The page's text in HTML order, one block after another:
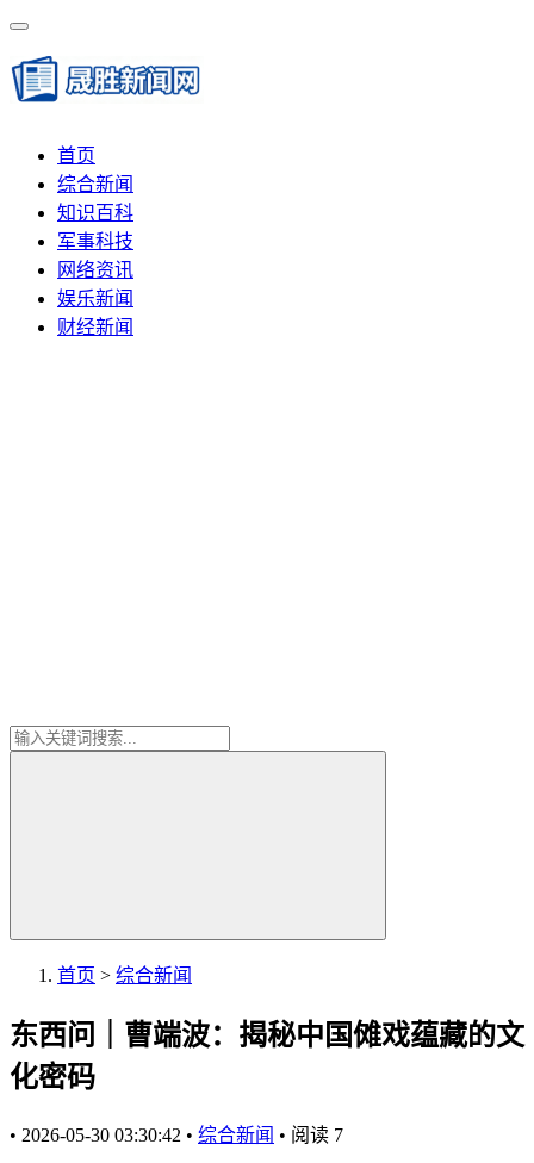
首页
综合新闻
知识百科
军事科技
网络资讯
娱乐新闻
财经新闻
首页 > 综合新闻
东西问｜曹端波：揭秘中国傩戏蕴藏的文
化密码
• 2026-05-30 03:30:42 • 综合新闻 • 阅读 7